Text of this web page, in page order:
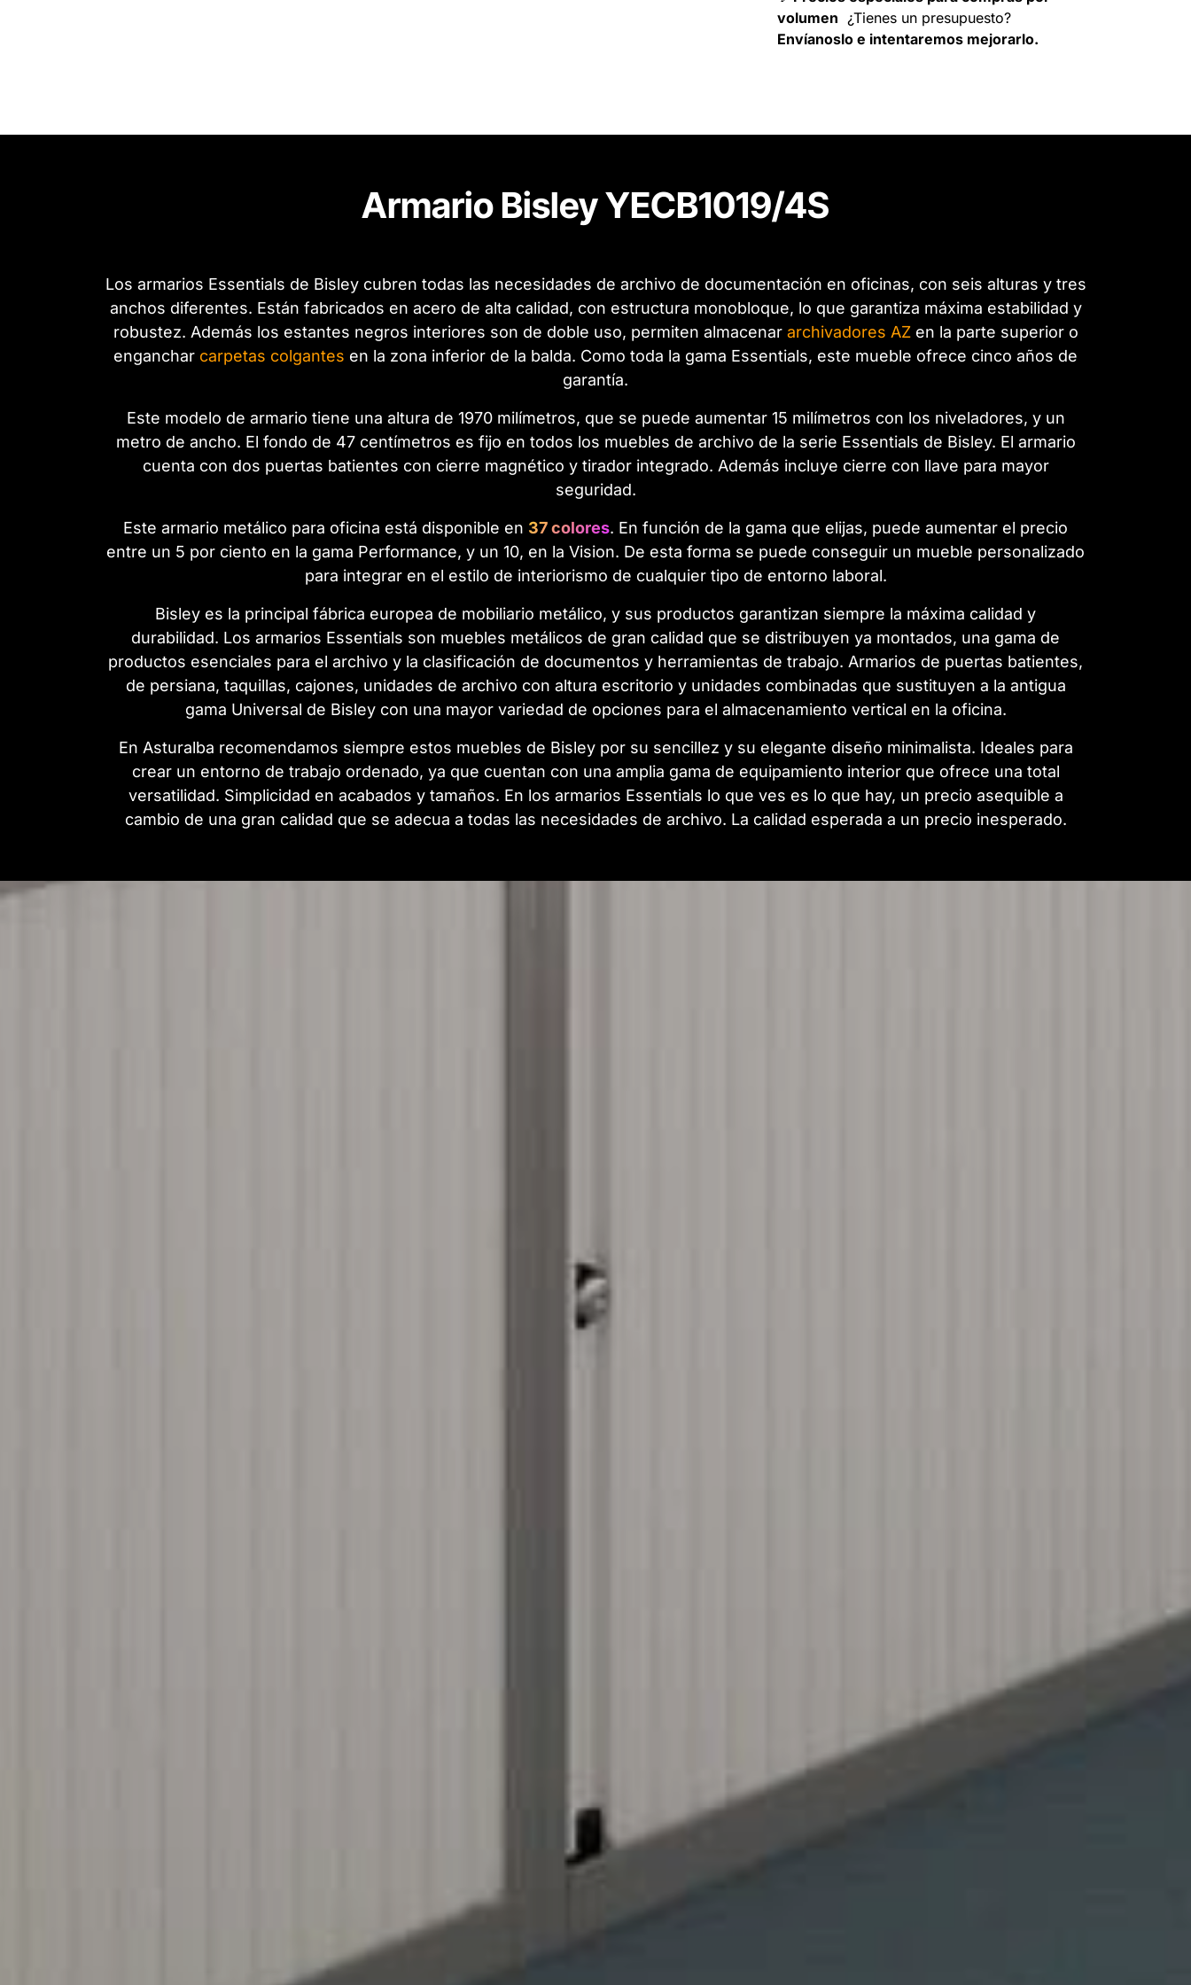
volumen ¿Tienes un presupuesto?
Envíanoslo e intentaremos mejorarlo.
Armario Bisley YECB1019/4S
Los armarios Essentials de Bisley cubren todas las necesidades de archivo de documentación en oficinas, con seis alturas y tres
anchos diferentes. Están fabricados en acero de alta calidad, con estructura monobloque, lo que garantiza máxima estabilidad y
robustez. Además los estantes negros interiores son de doble uso, permiten almacenar archivadores AZen la parte superior o
enganchar carpetas colgantes en la zona inferior de la balda. Como toda la gama Essentials, este mueble ofrece cinco años de
garantía.
Este modelo de armario tiene una altura de 1970 milímetros, que se puede aumentar 15 milímetros con los niveladores, y un
metro de ancho. El fondo de 47 centímetros es fijo en todos los muebles de archivo de la serie Essentials de Bisley. El armario
cuenta con dos puertas batientes con cierre magnético y tirador integrado. Además incluye cierre con llave para mayor
seguridad.
Este armario metálico para oficina está disponible en 37 colores. En función de la gama que elijas, puede aumentar el precio
entre un 5 por ciento en la gama Performance, y un 10, en la Vision. De esta forma se puede conseguir un mueble personalizado
para integrar en el estilo de interiorismo de cualquier tipo de entorno laboral.
Bisley es la principal fábrica europea de mobiliario metálico, y sus productos garantizan siempre la máxima calidad y
durabilidad. Los armarios Essentials son muebles metálicos de gran calidad que se distribuyen ya montados, una gama de
productos esenciales para el archivo y la clasificación de documentos y herramientas de trabajo. Armarios de puertas batientes,
de persiana, taquillas, cajones, unidades de archivo con altura escritorio y unidades combinadas que sustituyen a la antigua
gama Universal de Bisley con una mayor variedad de opciones para el almacenamiento vertical en la oficina.
En Asturalba recomendamos siempre estos muebles de Bisley por su sencillez y su elegante diseño minimalista. Ideales para
crear un entorno de trabajo ordenado, ya que cuentan con una amplia gama de equipamiento interior que ofrece una total
versatilidad. Simplicidad en acabados y tamaños. En los armarios Essentials lo que ves es lo que hay, un precio asequible a
cambio de una gran calidad que se adecua a todas las necesidades de archivo. La calidad esperada a un precio inesperado.